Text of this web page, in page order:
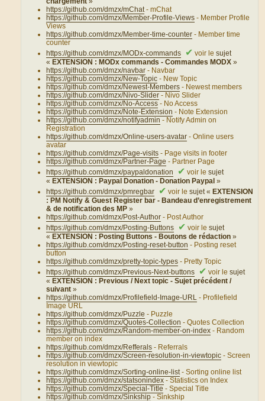
https://github.com/dmzx/mChat - mChat
https://github.com/dmzx/Member-Profile-Views - Member Profile
Views
https://github.com/dmzx/Member-time-counter - Member time
counter
https://github.com/dmzx/MODx-commands
✔ voir lesujet
« EXTENSION : MODx commands - Commandes MODX»
https://github.com/dmzx/navbar - Navbar
https://github.com/dmzx/New-Topic - New Topic
https://github.com/dmzx/Newest-Members - Newest members
https://github.com/dmzx/Nivo-Slider - Nivo Slider
https://github.com/dmzx/No-Access - No Access
https://github.com/dmzx/Note-Extension - Note Extension
https://github.com/dmzx/notifyadmin - Notify Admin on
Registration
https://github.com/dmzx/Online-users-avatar - Online users
avatar
https://github.com/dmzx/Page-visits - Page visits in footer
https://github.com/dmzx/Partner-Page - Partner Page
https://github.com/dmzx/paypaldonation
✔ voir lesujet
« EXTENSION : Paypal Donation - Donation Paypal»
https://github.com/dmzx/pmregbar
✔ voir lesujet « EXTENSION
: PM Notify & Guest Register bar - Bandeau d’enregistrement
& de notification des MP»
https://github.com/dmzx/Post-Author - Post Author
https://github.com/dmzx/Posting-Buttons
✔ voir lesujet
« EXTENSION : Posting Buttons - Boutons de rédaction»
https://github.com/dmzx/Posting-reset-button - Posting reset
button
https://github.com/dmzx/pretty-topic-types - Pretty Topic
https://github.com/dmzx/Previous-Next-buttons
✔ voir lesujet
« EXTENSION : Previous / Next topic - Sujet précédent /
suivant»
https://github.com/dmzx/Profilefield-Image-URL - Profilefield
Image URL
https://github.com/dmzx/Puzzle - Puzzle
https://github.com/dmzx/Quotes-Collection - Quotes Collection
https://github.com/dmzx/Random-member-on-index - Random
member on index
https://github.com/dmzx/Refferals - Referrals
https://github.com/dmzx/Screen-resolution-in-viewtopic - Screen
resolution in viewtopic
https://github.com/dmzx/Sorting-online-list - Sorting online list
https://github.com/dmzx/statsonindex - Statistics on Index
https://github.com/dmzx/Special-Title - Special Title
https://github.com/dmzx/Sinkship - Sinkship